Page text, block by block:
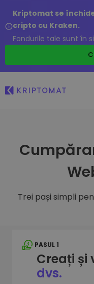
Kriptomat se
cripto cu Kraken.
Fondurile tale sunt în
Trei pași simpli
PASUL 1
Creați și
dvs.